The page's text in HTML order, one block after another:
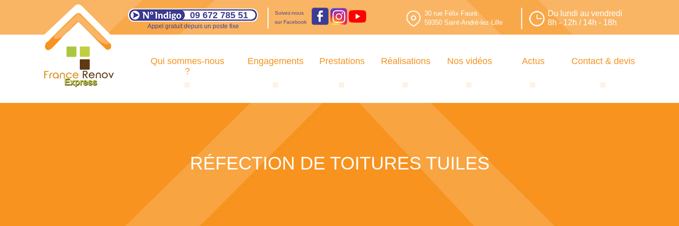
09 672 785 51
Appel gratuit depuis un poste fixe
Suivez-nous
sur Facebook
30 rue Félix Fauré.
59350 Saint-André-lez-Lille
Du lundi au vendredi
8h - 12h / 14h - 18h
Qui sommes-nous
?
Engagements Prestations Réalisations Nos vidéos Actus Contact & devis
RÉFECTION DE TOITURES TUILES